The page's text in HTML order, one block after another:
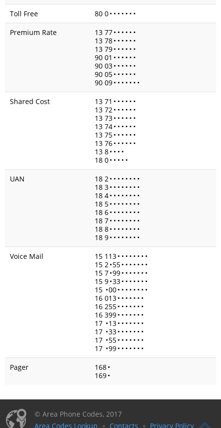
Toll Free
80 0• • • • • • •
Premium Rate
13 77• • • • • •
13 78• • • • • •
13 79• • • • • •
90 01 • • • • • •
90 03• • • • • •
90 05• • • • • •
90 09• • • • • • •
Shared Cost
13 71 • • • • • •
13 72• • • • • •
13 73• • • • • •
13 74• • • • • •
13 75• • • • • •
13 76• • • • • •
13 8• • • •
18 0• • • • •
UAN
18 2• • • • • • • •
18 3• • • • • • • •
18 4• • • • • • • •
18 5• • • • • • • •
18 6• • • • • • • •
18 7• • • • • • • •
18 8• • • • • • • •
18 9• • • • • • • •
Voice Mail
15 113• • • • • • • •
15 2•55• • • • • • •
15 7•99• • • • • • •
15 9•33• • • • • • •
15 •00• • • • • • • •
16 013• • • • • • •
16 255• • • • • • •
16 399• • • • • • •
17 •13• • • • • • •
17 •33• • • • • • •
17 •55• • • • • • •
17 •99• • • • • • •
Pager
168•
169•
© Area Phone Codes, 2017
Area Codes Lookup
Contacts Privacy Policy